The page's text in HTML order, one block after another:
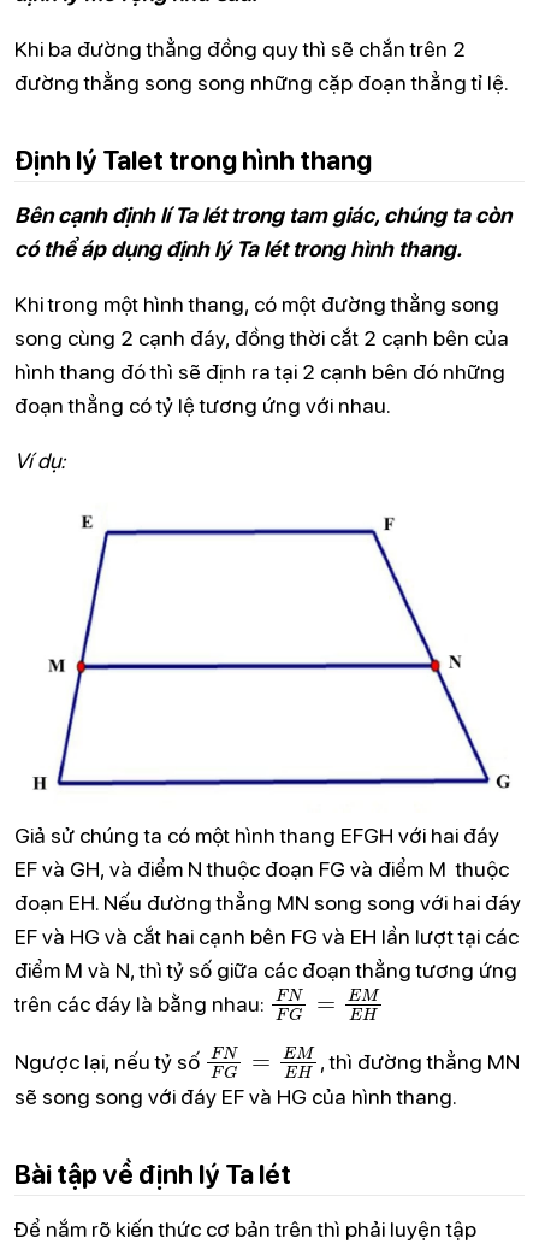
Khi ba đường thẳng đồng quy thì sẽ chắn trên 2
đường thẳng song song những cặp đoạn thẳng tỉ lệ.
Định lý Talet trong hình thang
Bên cạnh định lí Ta lét trong tam giác, chúng ta còn
có thể áp dụng định lý Ta lét trong hình thang.
Khi trong một hình thang, có một đường thẳng song
song cùng 2 cạnh đáy, đồng thời cắt 2 cạnh bên của
hình thang đó thì sẽ định ra tại 2 cạnh bên đó những
đoạn thẳng có tỷ lệ tương ứng với nhau.
Ví dụ:
Giả sử chúng ta có một hình thang EFGH với hai đáy
EF và GH, và điểm N thuộc đoạn FG và điểm M thuộc
đoạn EH. Nếu đường thẳng MN song song với hai đáy
EF và HG và cắt hai cạnh bên FG và EH lần lượt tại các
điểm M và N, thì tỷ số giữa các đoạn thẳng tương ứng
trên các đáy là bằng nhau:
FNFG=EMEH
Ngược lại, nếu tỷ số
FNF EME
, thì đường thẳng MN
sẽ song song với đáy EF và HG của hình thang.
Bài tập về định lý Ta lét
Để nắm rõ kiến thức cơ bản trên thì phải luyện tập